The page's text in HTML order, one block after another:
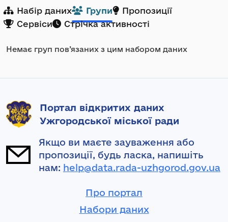
Набір даних Групи
Пропозиції
Сервіси
Стрічка активності
Немає груп пов’язаних з цим набором даних
Портал відкритих даних
Ужгородської міської ради
Якщо ви маєте зауваження або
пропозиції, будь ласка, напишіть
нам: help@data.rada-uzhgorod.gov.ua
Про портал
Набори даних